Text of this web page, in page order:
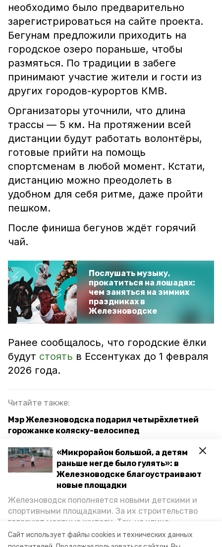
Сайт использует файлы cookies и технических данных
«Микрорайон большой, а детям
раньше негде было гулять»: в
Железноводске благоустраивают
новые площадки
Железноводск пополняется новыми детскими и
спортивными площадками. За их строительство
голосуют местные жители. Так, на улице
Октябрьской уже появилось современное
пространство для отдыха, а в Иноземцеве
необходимо было предварительно
зарегистрироваться на сайте проекта.
Бегунам предложили приходить на
городское озеро пораньше, чтобы
размяться. По традиции в забеге
принимают участие жители и гости из
других городов-курортов КМВ.
Организаторы уточнили, что длина
трассы — 5 км. На протяжении всей
дистанции будут работать волонтёры,
готовые прийти на помощь
спортсменам в любой момент. Кстати,
дистанцию можно преодолеть в
удобном для себя ритме, даже пройти
пешком.
После финиша бегунов ждёт горячий
чай.
Послушать музыку,
прокатиться на лошадях:
чем заняться на зимних
праздниках в
Железноводске
Ранее сообщалось, что городские ёлки
будут стоять в Ессентуках до 1 февраля
2026 года.
Читайте также:
Мэр Железноводска подарил четырёхлетней
горожанке коляску-велосипед
Железноводск получил премию Правительства
РФ за успехи в туризме
Мэр Железноводска напомнил, какие объекты
обновили на курорте в уходящем году